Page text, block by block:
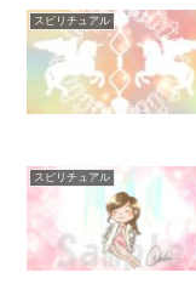
スピリチュアル
スピリチュアル